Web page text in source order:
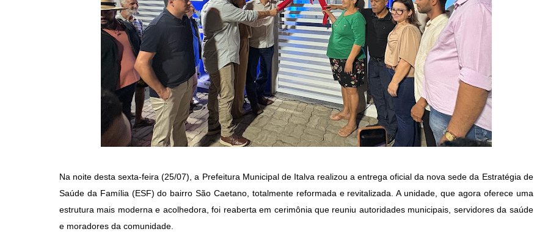
Na noite desta sexta-feira (25/07), a Prefeitura Municipal de Italva realizou a entrega oficial da nova sede da Estratégia de
Saúde da Família (ESF) do bairro São Caetano, totalmente reformada e revitalizada. A unidade, que agora oferece uma
estrutura mais moderna e acolhedora, foi reaberta em cerimônia que reuniu autoridades municipais, servidores da saúde
e moradores da comunidade.